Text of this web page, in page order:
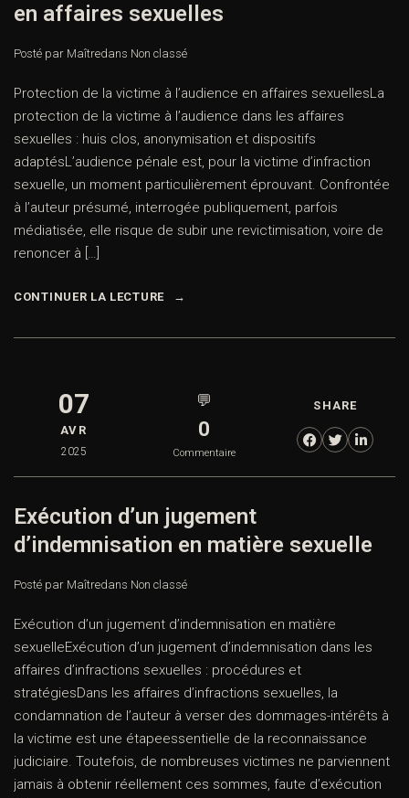
en affaires sexuelles
Posté par Maîtredans Non classé
Protection de la victime à l’audience en affaires sexuellesLa
protection de la victime à l’audience dans les affaires
sexuelles : huis clos, anonymisation et dispositifs
adaptésL’audience pénale est, pour la victime d’infraction
sexuelle, un moment particulièrement éprouvant. Confrontée
à l’auteur présumé, interrogée publiquement, parfois
médiatisée, elle risque de subir une revictimisation, voire de
renoncer à […]
CONTINUER LA LECTURE
07
AVR
2025
💬
0
Commentaire
SHARE
Exécution d’un jugement
d’indemnisation en matière sexuelle
Posté par Maîtredans Non classé
Exécution d’un jugement d’indemnisation en matière
sexuelleExécution d’un jugement d’indemnisation dans les
affaires d’infractions sexuelles : procédures et
stratégiesDans les affaires d’infractions sexuelles, la
condamnation de l’auteur à verser des dommages-intérêts à
la victime est une étapeessentielle de la reconnaissance
judiciaire. Toutefois, de nombreuses victimes ne parviennent
jamais à obtenir réellement ces sommes, faute d’exécution